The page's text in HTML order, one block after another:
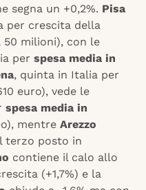
segna un +0,2%. Pisa
per crescita della
50 milioni), con le
per spesa media in
, quinta in Italia per
euro), vede le
spesa media in
mentre Arezzo
terzo posto in
contiene il calo allo
(+1,7%) e la